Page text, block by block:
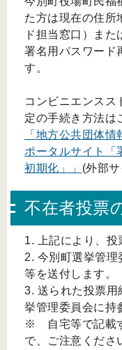
た方は現在の住所
ド担当窓口）ま
署名用パスワード
す。
コンビニエンスス
定の手続き方法は
「地方公共団体
ポータルサイト「
初期化」」 (外部
不在者投票
1. 上記により、投
2. 今別町選挙管
等を送付します。
3. 送られた投票用
挙管理委員会に持
※ 自宅等で記載
で、ご注意くださ